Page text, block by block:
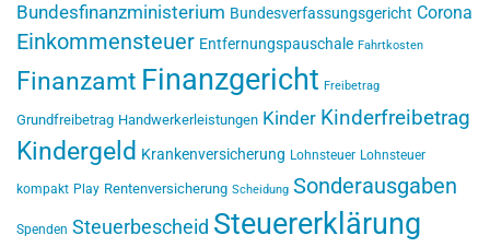
Bundesfinanzministerium Bundesverfassungsgericht Corona
Einkommensteuer Entfernungspauschale Fahrtkosten
Finanzamt Finanzgericht Freibetrag
Grundfreibetrag Handwerkerleistungen Kinder Kinderfreibetrag
Kindergeld Krankenversicherung Lohnsteuer Lohnsteuer
kompakt Play Rentenversicherung Scheidung Sonderausgaben
Spenden Steuerbescheid Steuererklärung